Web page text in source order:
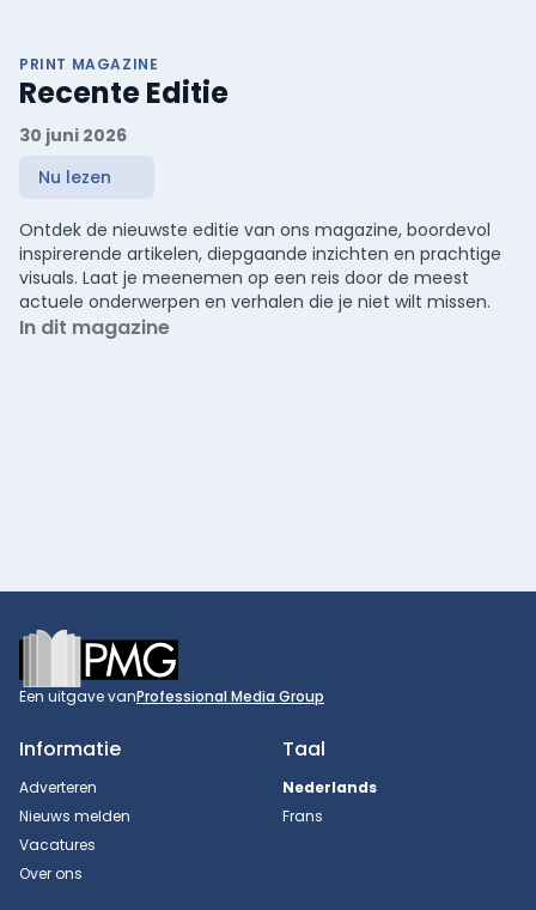
PRINT MAGAZINE
Recente Editie
30 juni 2026
Nu lezen
Ontdek de nieuwste editie van ons magazine, boordevol
inspirerende artikelen, diepgaande inzichten en prachtige
visuals. Laat je meenemen op een reis door de meest
actuele onderwerpen en verhalen die je niet wilt missen.
In dit magazine
Footer
Een uitgave vanProfessional Media Group
Informatie
Adverteren
Nieuws melden
Vacatures
Over ons
Taal
Nederlands
Frans